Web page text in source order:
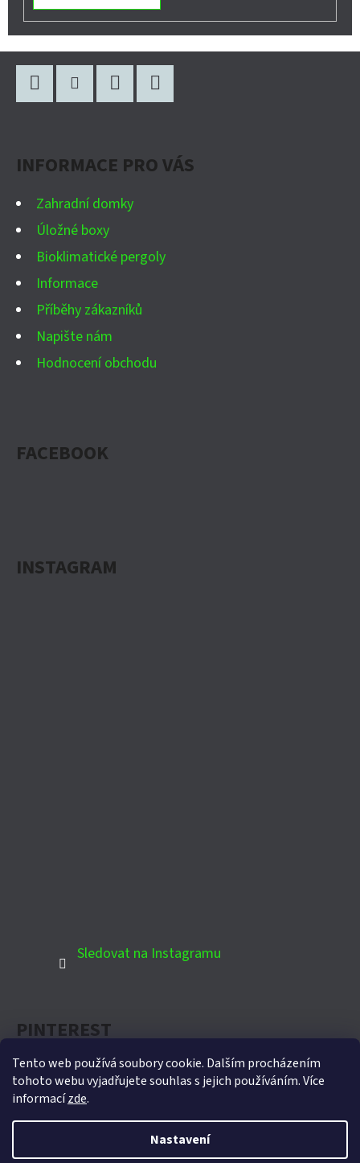
Tento web používá soubory cookie. Dalším procházením
tohoto webu vyjadřujete souhlas s jejich používáním. Více
informacízde.
Nastavení
INFORMACE PRO VÁS
Zahradní domky
Úložné boxy
Bioklimatické pergoly
Informace
Příběhy zákazníků
Napište nám
Hodnocení obchodu
FACEBOOK
INSTAGRAM
Sledovat na Instagramu
PINTEREST
Oficiální partner Biohort pro Českou republiku
Vytvořil Shoptet